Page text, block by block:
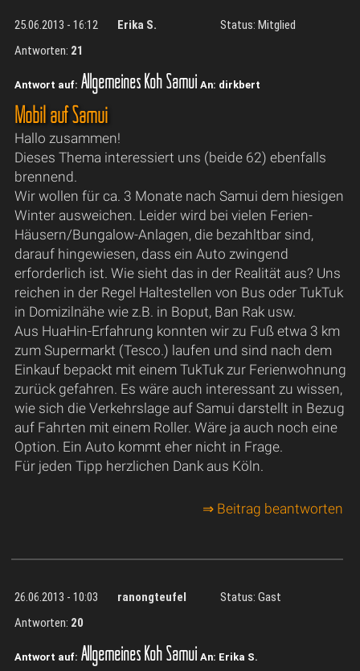
25.06.2013 - 16:12 Erika S.
Status: Mitglied
Antworten: 21
Antwort auf: Allgemeines Koh Samui An: dirkbert
Mobil auf Samui
Hallo zusammen!
Dieses Thema interessiert uns (beide 62) ebenfalls
brennend.
Wir wollen für ca. 3 Monate nach Samui dem hiesigen
Winter ausweichen. Leider wird bei vielen Ferien-
Häusern/Bungalow-Anlagen, die bezahltbar sind,
darauf hingewiesen, dass ein Auto zwingend
erforderlich ist. Wie sieht das in der Realität aus? Uns
reichen in der Regel Haltestellen von Bus oder TukTuk
in Domizilnähe wie z.B. in Boput, Ban Rak usw.
Aus HuaHin-Erfahrung konnten wir zu Fuß etwa 3 km
zum Supermarkt (Tesco.) laufen und sind nach dem
Einkauf bepackt mit einem TukTuk zur Ferienwohnung
zurück gefahren. Es wäre auch interessant zu wissen,
wie sich die Verkehrslage auf Samui darstellt in Bezug
auf Fahrten mit einem Roller. Wäre ja auch noch eine
Option. Ein Auto kommt eher nicht in Frage.
Für jeden Tipp herzlichen Dank aus Köln.
⇒ Beitrag beantworten
26.06.2013 - 10:03 ranongteufel
Status: Gast
Antworten: 20
Antwort auf: Allgemeines Koh Samui An: Erika S.